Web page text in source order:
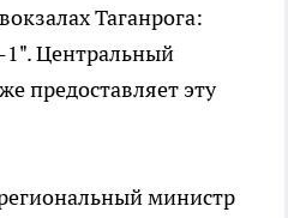
Таганрога:
1". Центральный
предоставляет эту
министр